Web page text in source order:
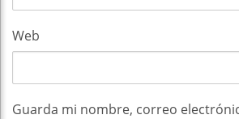
Web
Guarda mi nombre, correo